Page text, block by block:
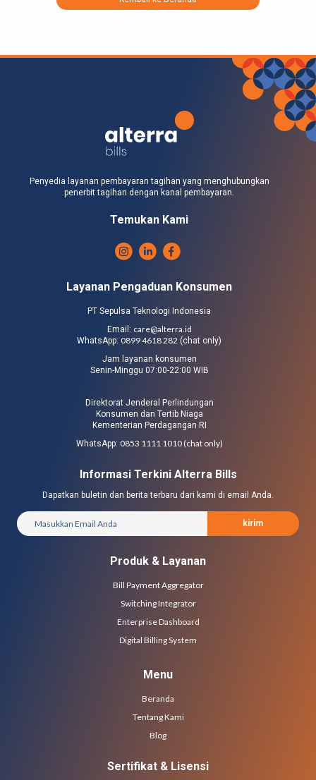
Penyedia layanan pembayaran tagihan yang menghubungkan
penerbit tagihan dengan kanal pembayaran.
Temukan Kami
Layanan Pengaduan Konsumen
PT Sepulsa Teknologi Indonesia
Email: care@alterra.id
WhatsApp: 0899 4618 282 (chat only)
Jam layanan konsumen
Senin-Minggu 07:00-22:00 WIB
Direktorat Jenderal Perlindungan
Konsumen dan Tertib Niaga
Kementerian Perdagangan RI
WhatsApp: 0853 1111 1010 (chat only)
Informasi Terkini Alterra Bills
Dapatkan buletin dan berita terbaru dari kami di email Anda.
kirim
Produk & Layanan
Bill Payment Aggregator
Switching Integrator
Enterprise Dashboard
Digital Billing System
Menu
Beranda
Tentang Kami
Blog
Sertifikat & Lisensi